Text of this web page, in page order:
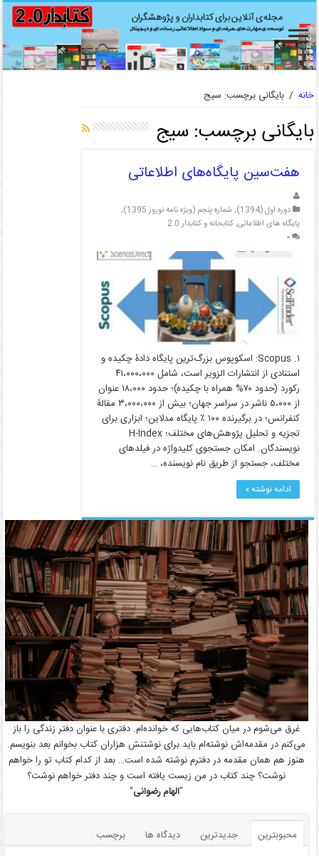
خانه / بایگانی برچسب: سیج
بایگانی برچسب: سیج
هفت‌سین پایگاه‌های اطلاعاتی
دوره اول (1394) , شماره پنجم (ویژه نامه نوروز 1395)
,
پایگاه های اطلاعاتی,کتابخانه و کتابدار 2.0
۰
۱. Scopus: اسکوپوس بزرگ‌ترین پایگاه دادۀ چکیده و
استنادی از انتشارات الزویر است، شامل ۴۱،۰۰۰،۰۰۰
رکورد (حدود ۷۰% همراه با چکیده)؛ حدود ۱۸،۰۰۰ عنوان
از ۵،۰۰۰ ناشر در سراسر جهان؛ بیش از ۳،۰۰۰،۰۰۰ مقالۀ
کنفرانس؛ در برگیرنده ۱۰۰ ٪ پایگاه مدلاین؛ ابزاری برای
تجزیه و تحلیل پژوهش‌های مختلف؛ H-Index
نویسندگان. امکان جستجوی کلیدواژه در فیلدهای
مختلف، جستجو از طریق نام نویسنده، …
ادامه نوشته »
غرق می‌شوم در میان کتاب‌هایی که خوانده‌ام. دفتری با عنوان دفتر زندگی را باز
می‌کنم در مقدمه‌اش نوشته‌ام باید برای نوشتنش هزاران کتاب بخوانم بعد بنویسم.
هنوز هم همان مقدمه در دفترم نوشته شده است… بعد از کدام کتاب تو را خواهم
نوشت؟ چند کتاب در من زیست یافته است و چند دفتر خواهم نوشت؟
"الهام رضوانی"
محبوبترین جدیدترین دیدگاه ها
برچسب